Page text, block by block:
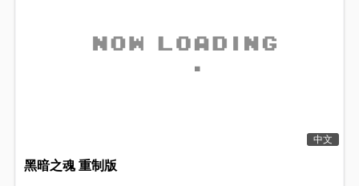
中文
黑暗之魂 重制版